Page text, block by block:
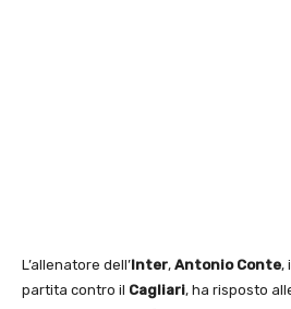
L’allenatore dell’Inter, Antonio Conte,
partita contro il Cagliari, ha risposto